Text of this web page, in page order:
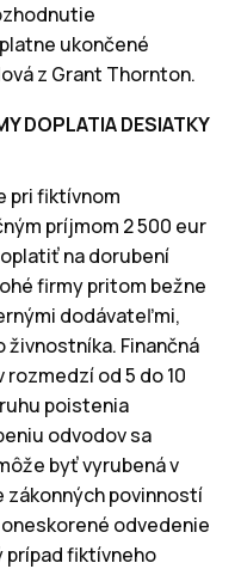
ukončené
z Grant Thornton.
DOPLATIA DESIATKY
pri fiktívnom
príjmom 2 500 eur
na dorubení
firmy pritom bežne
dodávateľmi,
Finančná
od 5 do 10
poistenia
odvodov sa
byť vyrubená v
zákonných povinností
odvedenie
prípad fiktívneho